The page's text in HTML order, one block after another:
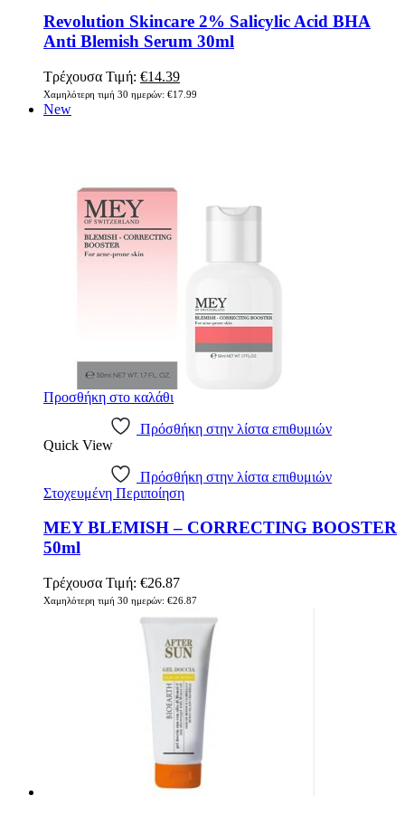
Revolution Skincare 2% Salicylic Acid BHA
Anti Blemish Serum 30ml
Τρέχουσα Τιμή: Original
price
€14.39Η
τρέχουσα
Χαμηλότερη τιμή 30 ημερών: €17.99
New
Προσθήκη στο καλάθι
Πρόσθήκη στην λίστα επιθυμιών
Quick View
Πρόσθήκη στην λίστα επιθυμιών
Στοχευμένη Περιποίηση
MEY BLEMISH – CORRECTING BOOSTER
50ml
Τρέχουσα Τιμή: €26.87
Χαμηλότερη τιμή 30 ημερών: €26.87